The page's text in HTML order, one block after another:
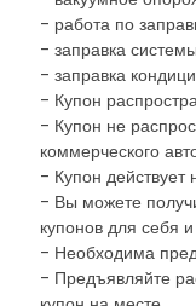
- работа по
- заправка
- заправка
- Купон
- Купон не
коммерческого
- Купон действует
- Вы можете
купонов для себя
- Необходима
- Предъявляйте